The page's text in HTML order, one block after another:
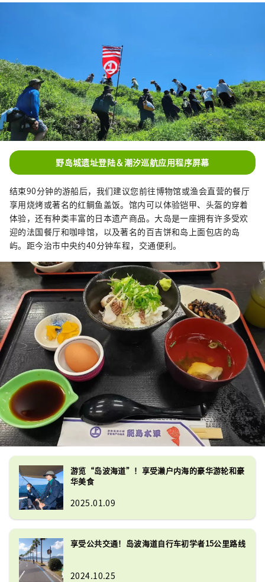
野岛城遗址登陆＆潮汐巡航应用程序屏幕
结束90分钟的游船后，我们建议您前往博物馆或渔会直营的餐厅
享用烧烤或著名的红鲷鱼盖饭。馆内可以体验铠甲、头盔的穿着
体验，还有种类丰富的日本遗产商品。大岛是一座拥有许多受欢
迎的法国餐厅和咖啡馆，以及著名的百吉饼和岛上面包店的岛
屿。距今治市中央约40分钟车程，交通便利。
游览“岛波海道”！享受濑户内海的豪华游轮和豪
华美食
2025.01.09
享受公共交通！岛波海道自行车初学者15公里路线
2024.10.25